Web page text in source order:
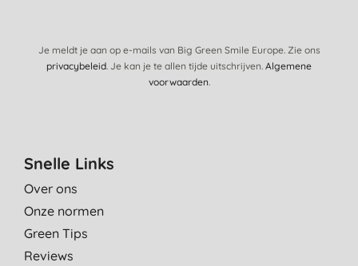
Je meldt je aan op e-mails van Big Green Smile Europe. Zie ons
privacybeleid. Je kan je te allen tijde uitschrijven. Algemene
voorwaarden.
Snelle Links
Over ons
Onze normen
Green Tips
Reviews